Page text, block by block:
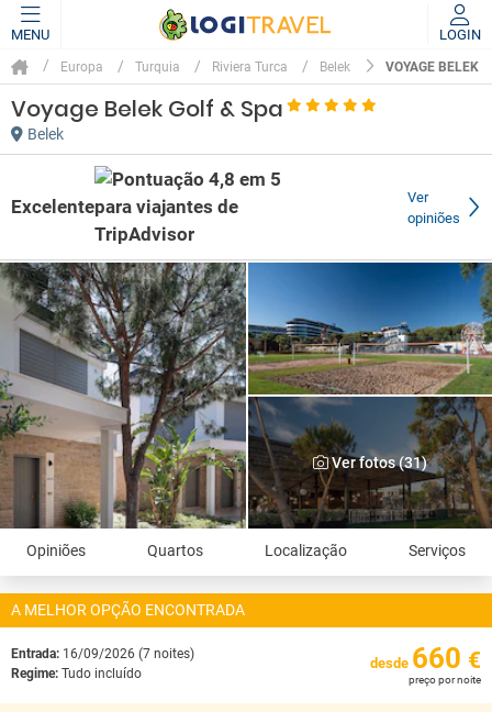
MENU LOGIN
Europa Turquia Riviera Turca Belek VOYAGE BELEK
Voyage Belek Golf & Spa
Belek
Excelente
Ver
opiniões
Ver fotos (31)
Opiniões Quartos Localização Serviços
A MELHOR OPÇÃO ENCONTRADA
Entrada: 16/09/2026 (7 noites)
Regime: Tudo incluído
desde 660 €
preço por noite